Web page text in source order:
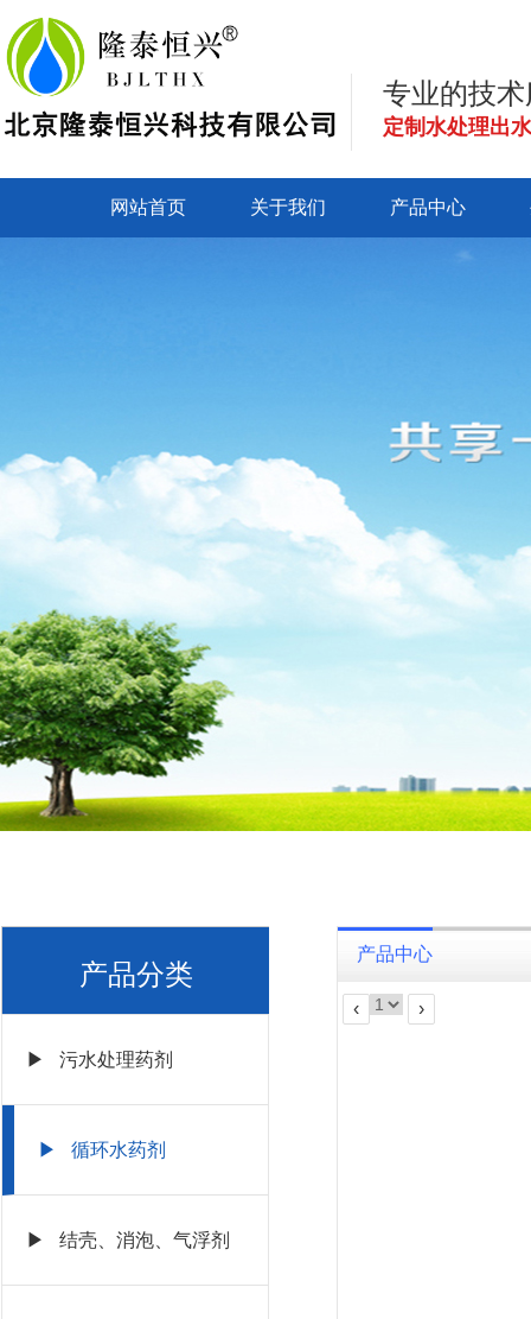
专业的技
定制水处理出
网站首页 关于我们 产品中心
产品中心
‹ ›
产品分类
▶ 污水处理药剂
▶ 循环水药剂
▶ 结壳、消泡、气浮剂